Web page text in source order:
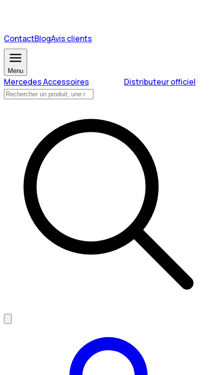
ContactBlogAvis clients
Menu
Mercedes Accessoires Distributeur officiel